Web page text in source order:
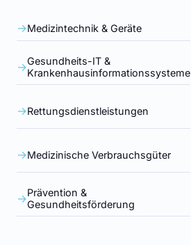
→Medizintechnik & Geräte
→Gesundheits-IT &
Krankenhausinformationssysteme
→Rettungsdienstleistungen
→Medizinische Verbrauchsgüter
→Prävention &
Gesundheitsförderung